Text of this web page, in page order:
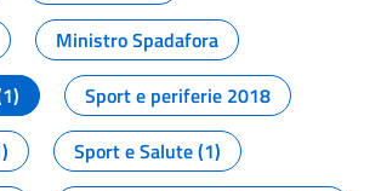
Ministro Spadafora
Sport e periferie 2018
Sport e Salute (1)